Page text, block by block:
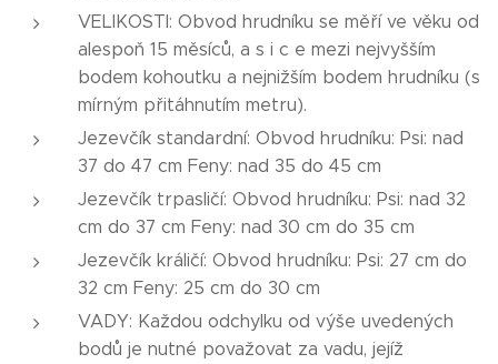
VELIKOSTI: Obvod hrudníku se měří ve věku od
alespoň 15 měsíců, a s i c e mezi nejvyšším
bodem kohoutku a nejnižším bodem hrudníku (s
mírným přitáhnutím metru).
Jezevčík standardní: Obvod hrudníku: Psi: nad
37 do 47 cm Feny: nad 35 do 45 cm
Jezevčík trpasličí: Obvod hrudníku: Psi: nad 32
cm do 37 cm Feny: nad 30 cm do 35 cm
Jezevčík králičí: Obvod hrudníku: Psi: 27 cm do
32 cm Feny: 25 cm do 30 cm
VADY: Každou odchylku od výše uvedených
bodů je nutné považovat za vadu, jejíž